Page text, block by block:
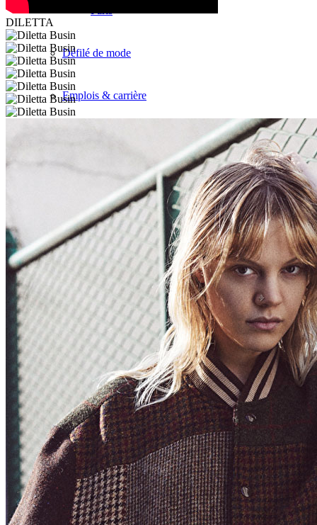
Défilé de mode
Emplois & carrière
Influenceurs x CM
Marketing x One
Réalité virtuelle
Immobilien x Lukinski
Magazine x FIV
Couture x CM
Influenceurs
Influenceurs x CM
Influenceurs Agence
DILETTA